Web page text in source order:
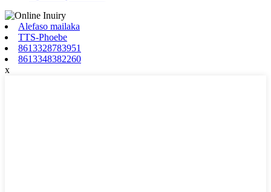
Alefaso mailaka
TTS-Phoebe
8613328783951
8613348382260
x